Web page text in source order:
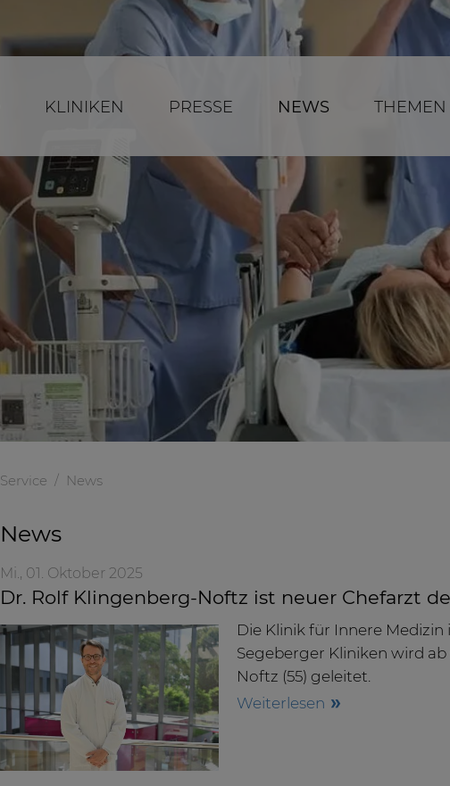
KLINIKEN PRESSE NEWS THEMEN
Service News
News
Mi., 01. Oktober 2025
Dr. Rolf Klingenberg-Noftz ist neuer Chefarzt
Die Klinik für Innere
Segeberger Kliniken wird
Noftz (55) geleitet.
Weiterlesen